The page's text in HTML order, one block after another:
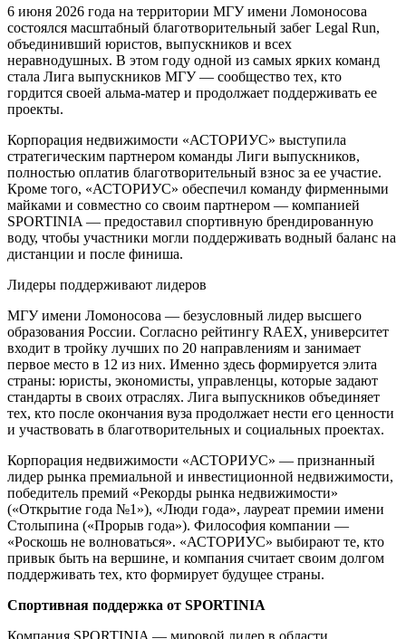
6 июня 2026 года на территории МГУ имени Ломоносова
состоялся масштабный благотворительный забег Legal Run,
объединивший юристов, выпускников и всех
неравнодушных. В этом году одной из самых ярких команд
стала Лига выпускников МГУ — сообщество тех, кто
гордится своей альма-матер и продолжает поддерживать ее
проекты.
Корпорация недвижимости «АСТОРИУС» выступила
стратегическим партнером команды Лиги выпускников,
полностью оплатив благотворительный взнос за ее участие.
Кроме того, «АСТОРИУС» обеспечил команду фирменными
майками и совместно со своим партнером — компанией
SPORTINIA — предоставил спортивную брендированную
воду, чтобы участники могли поддерживать водный баланс на
дистанции и после финиша.
Лидеры поддерживают лидеров
МГУ имени Ломоносова — безусловный лидер высшего
образования России. Согласно рейтингу RAEX, университет
входит в тройку лучших по 20 направлениям и занимает
первое место в 12 из них. Именно здесь формируется элита
страны: юристы, экономисты, управленцы, которые задают
стандарты в своих отраслях. Лига выпускников объединяет
тех, кто после окончания вуза продолжает нести его ценности
и участвовать в благотворительных и социальных проектах.
Корпорация недвижимости «АСТОРИУС» — признанный
лидер рынка премиальной и инвестиционной недвижимости,
победитель премий «Рекорды рынка недвижимости»
(«Открытие года №1»), «Люди года», лауреат премии имени
Столыпина («Прорыв года»). Философия компании —
«Роскошь не волноваться». «АСТОРИУС» выбирают те, кто
привык быть на вершине, и компания считает своим долгом
поддерживать тех, кто формирует будущее страны.
Спортивная поддержка от SPORTINIA
Компания SPORTINIA — мировой лидер в области